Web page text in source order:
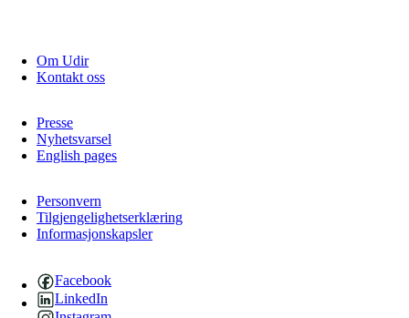
Om Udir
Kontakt oss
Presse
Nyhetsvarsel
English pages
Personvern
Tilgjengelighetserklæring
Informasjonskapsler
Facebook
LinkedIn